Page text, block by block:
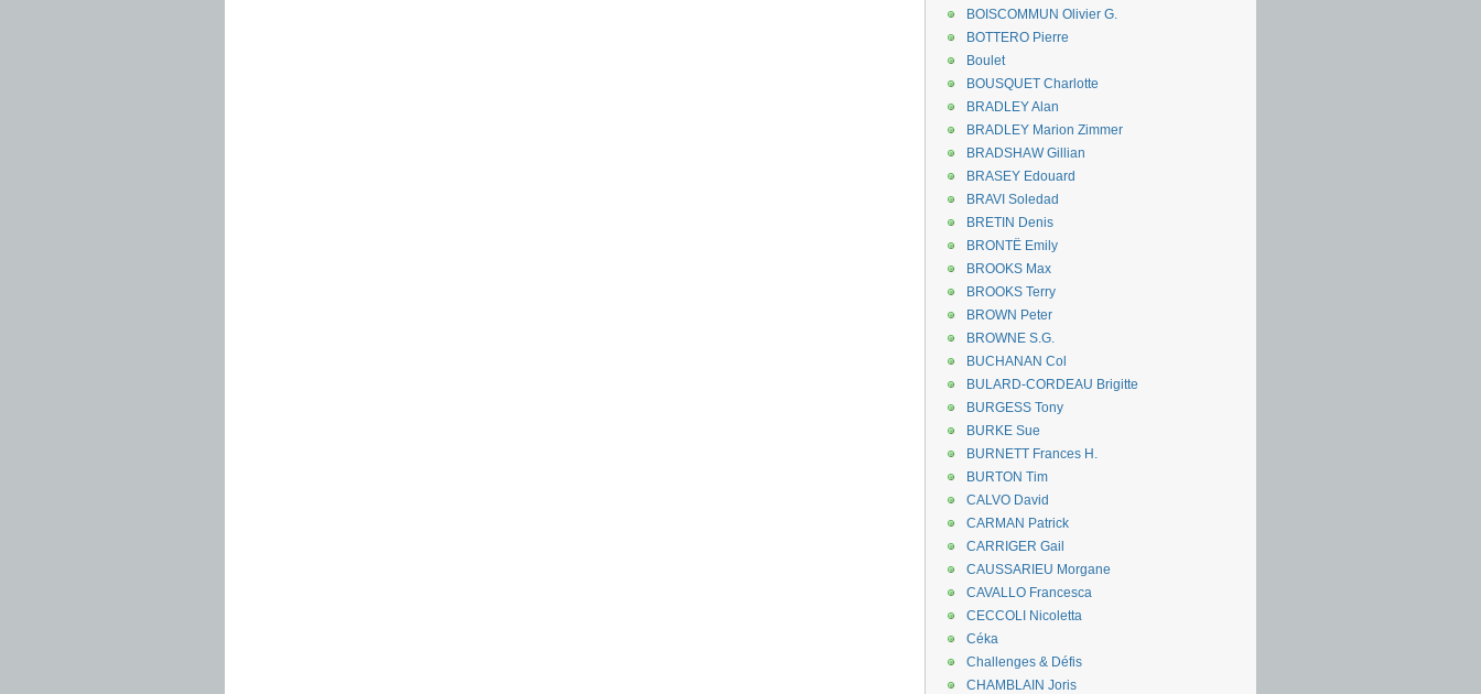
BOISCOMMUN Olivier G.
BOTTERO Pierre
Boulet
BOUSQUET Charlotte
BRADLEY Alan
BRADLEY Marion Zimmer
BRADSHAW Gillian
BRASEY Edouard
BRAVI Soledad
BRETIN Denis
BRONTË Emily
BROOKS Max
BROOKS Terry
BROWN Peter
BROWNE S.G.
BUCHANAN Col
BULARD-CORDEAU Brigitte
BURGESS Tony
BURKE Sue
BURNETT Frances H.
BURTON Tim
CALVO David
CARMAN Patrick
CARRIGER Gail
CAUSSARIEU Morgane
CAVALLO Francesca
CECCOLI Nicoletta
Céka
Challenges & Défis
CHAMBLAIN Joris